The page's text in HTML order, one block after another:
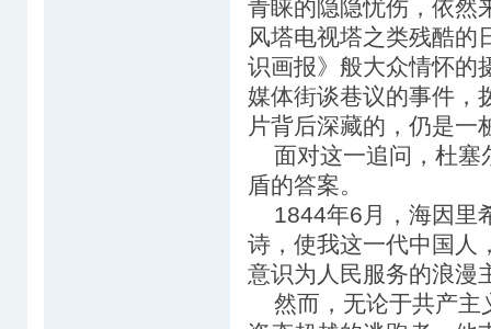
青睐的隐隐忧伤，依然
风塔电视塔之类残酷的
识画报》般大众情怀的
媒体街谈巷议的事件，
片背后深藏的，仍是一
面对这一追问，杜塞
盾的答案。
1844年6月，海因里
诗，使我这一代中国人
意识为人民服务的浪漫
然而，无论于共产主